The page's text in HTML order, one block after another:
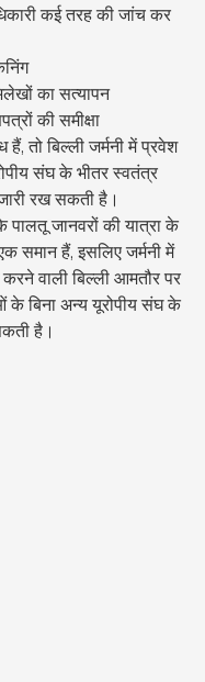
कई तरह की जांच कर
का सत्यापन
की समीक्षा
तो बिल्ली जर्मनी में प्रवेश
संघ के भीतर स्वतंत्र
रख सकती है।
पालतू जानवरों की यात्रा के
समान हैं, इसलिए जर्मनी में
वाली बिल्ली आमतौर पर
के बिना अन्य यूरोपीय संघ के
है।